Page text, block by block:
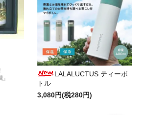
LALALUCTUS ティーボ
トル
3,080円(税280円)